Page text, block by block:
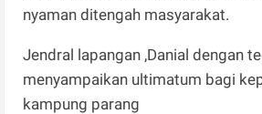
nyaman ditengah masyarakat.
Jendral lapangan ,Danial dengan
menyampaikan ultimatum bagi
kampung parang